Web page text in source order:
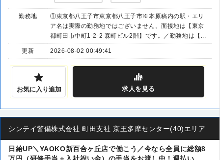
勤務地
①東京都八王子市東京都八王子市※本原稿内の駅・エリ
ア名は実際の勤務地ではございません。面接地は【東京
都町田市中町1-2-2 森町ビル2階】です。／勤務地は【...
更新 2026-08-02 00:49:41
お気に入り追加 求人 を見る
シンテイ警備株式会社 町田支社 京王多摩センター(40)エリア
日給UP＼YAOKO新百合ヶ丘店で働こう／今なら全員に総額8
万円（研修手当＋入社祝い金）の手当をお渡し中！週払い